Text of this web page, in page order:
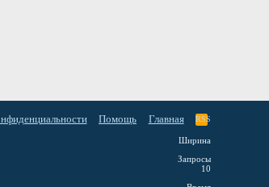
Помощь Главная RSS
Ширина
Запросы
10